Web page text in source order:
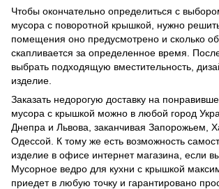
Чтобы окончательно определиться с
мусора с поворотной крышкой, нужно
помещения оно предусмотрено и сколько
скапливается за определенное время.
выбрать подходящую вместительность,
изделие.
Заказать недорогую доставку на
мусора с крышкой можно в любой город
Днепра и Львова, заканчивая Запорожьем,
Одессой. К тому же есть возможность
изделие в офисе интернет магазина, если
Мусорное ведро для кухни с крышкой
приедет в любую точку и гарантировано